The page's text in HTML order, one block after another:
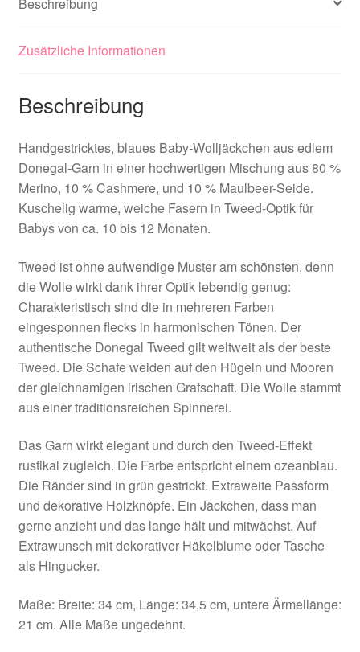
Zusätzliche Informationen
Beschreibung
Handgestricktes, blaues Baby-Wolljäckchen aus edlem
Donegal-Garn in einer hochwertigen Mischung aus 80 %
Merino, 10 % Cashmere, und 10 % Maulbeer-Seide.
Kuschelig warme, weiche Fasern in Tweed-Optik für
Babys von ca. 10 bis 12 Monaten.
Tweed ist ohne aufwendige Muster am schönsten, denn
die Wolle wirkt dank ihrer Optik lebendig genug:
Charakteristisch sind die in mehreren Farben
eingesponnen flecks in harmonischen Tönen. Der
authentische Donegal Tweed gilt weltweit als der beste
Tweed. Die Schafe weiden auf den Hügeln und Mooren
der gleichnamigen irischen Grafschaft. Die Wolle stammt
aus einer traditionsreichen Spinnerei.
Das Garn wirkt elegant und durch den Tweed-Effekt
rustikal zugleich. Die Farbe entspricht einem ozeanblau.
Die Ränder sind in grün gestrickt. Extraweite Passform
und dekorative Holzknöpfe. Ein Jäckchen, dass man
gerne anzieht und das lange hält und mitwächst. Auf
Extrawunsch mit dekorativer Häkelblume oder Tasche
als Hingucker.
Maße: Breite: 34 cm, Länge: 34,5 cm, untere Ärmellänge:
21 cm. Alle Maße ungedehnt.